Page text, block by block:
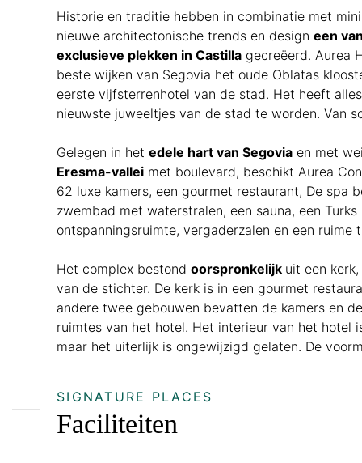
Historie en traditie hebben in combinatie met
nieuwe architectonische trends en design een
exclusieve plekken in Castilla gecreëerd. Aurea
beste wijken van Segovia het oude Oblatas
eerste vijfsterrenhotel van de stad. Het heeft
nieuwste juweeltjes van de stad te worden. Van
Gelegen in het edele hart van Segovia en met
Eresma-vallei met boulevard, beschikt Aurea
62 luxe kamers, een gourmet restaurant, De spa
zwembad met waterstralen, een sauna, een Turks
ontspanningsruimte, vergaderzalen en een ruime
Het complex bestond oorspronkelijk uit een
van de stichter. De kerk is in een gourmet
andere twee gebouwen bevatten de kamers en
ruimtes van het hotel. Het interieur van het hotel
maar het uiterlijk is ongewijzigd gelaten. De
SIGNATURE PLACES
Faciliteiten